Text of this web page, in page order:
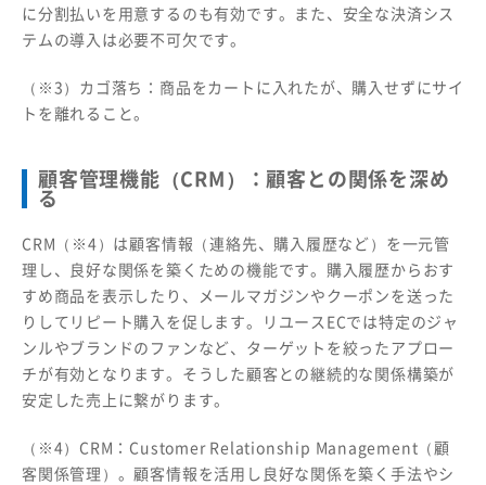
に分割払いを用意するのも有効です。また、安全な決済シス
テムの導入は必要不可欠です。
（※3）カゴ落ち：商品をカートに入れたが、購入せずにサイ
トを離れること。
顧客管理機能（CRM）：顧客との関係を深め
る
CRM（※4）は顧客情報（連絡先、購入履歴など）を一元管
理し、良好な関係を築くための機能です。購入履歴からおす
すめ商品を表示したり、メールマガジンやクーポンを送った
りしてリピート購入を促します。リユースECでは特定のジャ
ンルやブランドのファンなど、ターゲットを絞ったアプロー
チが有効となります。そうした顧客との継続的な関係構築が
安定した売上に繋がります。
（※4）CRM：Customer Relationship Management（顧
客関係管理）。顧客情報を活用し良好な関係を築く手法やシ